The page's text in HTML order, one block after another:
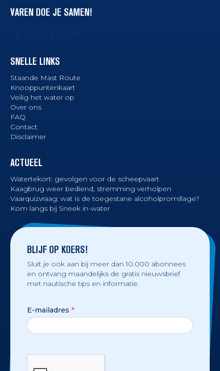
VAREN DOE JE SAMEN!
SNELLE LINKS
Staande Mast Route
Knooppuntenkaart
Veilig het water op
Over ons
FAQ
Contact
Disclaimer
ACTUEEL
Watertekort: gevolgen voor de scheepvaart
Kaagbrug weer bediend, stremming verholpen
Vaarquizvraag: wat is de toegestane alcoholpromillage?
Kom langs bij Sneek in-water
BLIJF OP KOERS!
Sluit je ook aan bij meer dan 10.000 abonnees
en ontvang maandelijks de gratis nieuwsbrief
met nautische tips en informatie.
E-mailadres *